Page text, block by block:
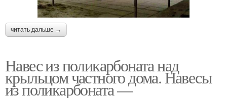
читать дальше →
Навес из поликарбоната над
крыльцом частного дома. Навесы
из поликарбоната —